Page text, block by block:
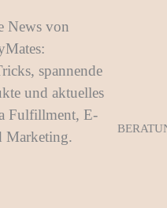
News von
spannende
und aktuelles
Fulfillment, E-
Marketing.